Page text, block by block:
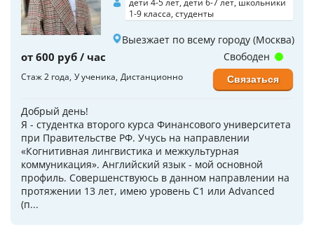
дети 4-5 лет, дети 6-7 лет, школьники
1-9 класса, студенты
Выезжает по всему городу (Москва)
от 600 руб / час
Стаж 2 года У ученика Дистанционно
Добрый день!
Я - студентка второго курса Финансового университета
при Правительстве РФ. Учусь на направлении
«Когнитивная лингвистика и межкультурная
коммуникация». Английский язык - мой основной
профиль. Совершенствуюсь в данном направлении на
протяжении 13 лет, имею уровень С1 или Advanced
(п...
Свободен
Связаться